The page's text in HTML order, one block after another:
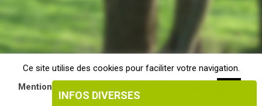
Ce site utilise des cookies pour faciliter votre navigation.
Mentions légales & Politique de confidentialité
INFOS DIVERSES